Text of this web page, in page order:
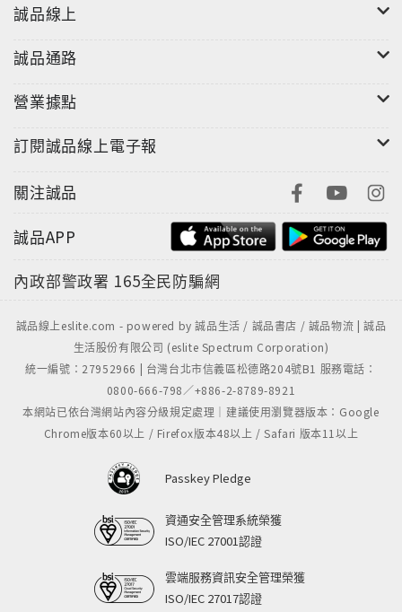
誠品線上
誠品通路
營業據點
訂閱誠品線上電子報
關注誠品
誠品APP
內政部警政署 165全民防騙網
誠品線上eslite.com - powered by 誠品生活 / 誠品書店 / 誠品物流 | 誠品
生活股份有限公司 (eslite Spectrum Corporation)
統一編號：27952966 | 台灣台北市信義區松德路204號B1 服務電話：
0800-666-798／+886-2-8789-8921
本網站已依台灣網站內容分級規定處理｜建議使用瀏覽器版本：Google
Chrome版本60以上 / Firefox版本48以上 / Safari 版本11以上
Passkey Pledge
資通安全管理系統榮獲
ISO/IEC 27001認證
雲端服務資訊安全管理榮獲
ISO/IEC 27017認證